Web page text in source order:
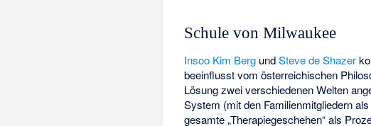
Schule von Milwaukee
Insoo Kim Berg undSteve de Shazer
beeinflusst vom österreichischen
Lösung zwei verschiedenen Welten
System (mit den Familienmitgliedern
gesamte „Therapiegeschehen“ als